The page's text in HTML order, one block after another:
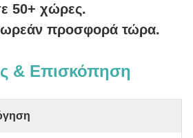
50+ χώρες.
προσφορά τώρα.
& Επισκόπηση